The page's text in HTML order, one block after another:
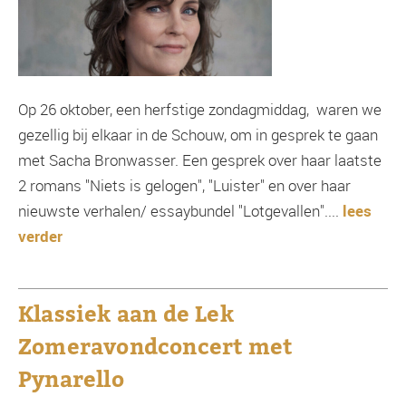
Op 26 oktober, een herfstige zondagmiddag, waren we
gezellig bij elkaar in de Schouw, om in gesprek te gaan
met Sacha Bronwasser. Een gesprek over haar laatste
2 romans "Niets is gelogen", "Luister" en over haar
nieuwste verhalen/ essaybundel "Lotgevallen".... lees
verder
Klassiek aan de Lek
Zomeravondconcert met
Pynarello